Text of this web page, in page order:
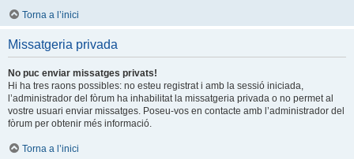
Torna a l’inici
Missatgeria privada
No puc enviar missatges privats!
Hi ha tres raons possibles: no esteu registrat i amb la sessió iniciada,
l’administrador del fòrum ha inhabilitat la missatgeria privada o no permet al
vostre usuari enviar missatges. Poseu-vos en contacte amb l’administrador del
fòrum per obtenir més informació.
Torna a l’inici